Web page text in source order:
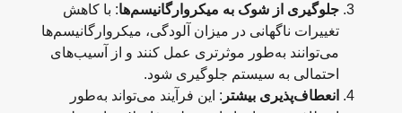
جلوگیری از شوک به میکروارگانیسم‌ها: با کاهش
تغییرات ناگهانی در میزان آلودگی، میکروارگانیسم‌ها
می‌توانند به‌طور موثرتری عمل کنند و از آسیب‌های
احتمالی به سیستم جلوگیری شود.
انعطاف‌پذیری بیشتر : این فرآیند می‌تواند به‌طور